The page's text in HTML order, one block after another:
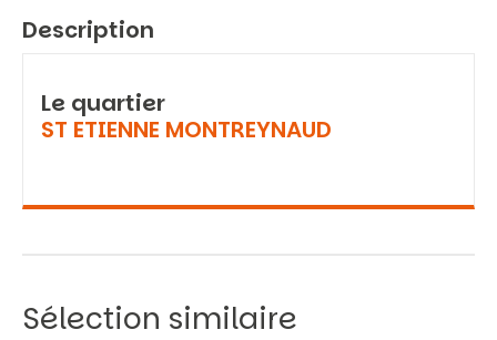
Description
Le quartier
ST ETIENNE MONTREYNAUD
Sélection similaire